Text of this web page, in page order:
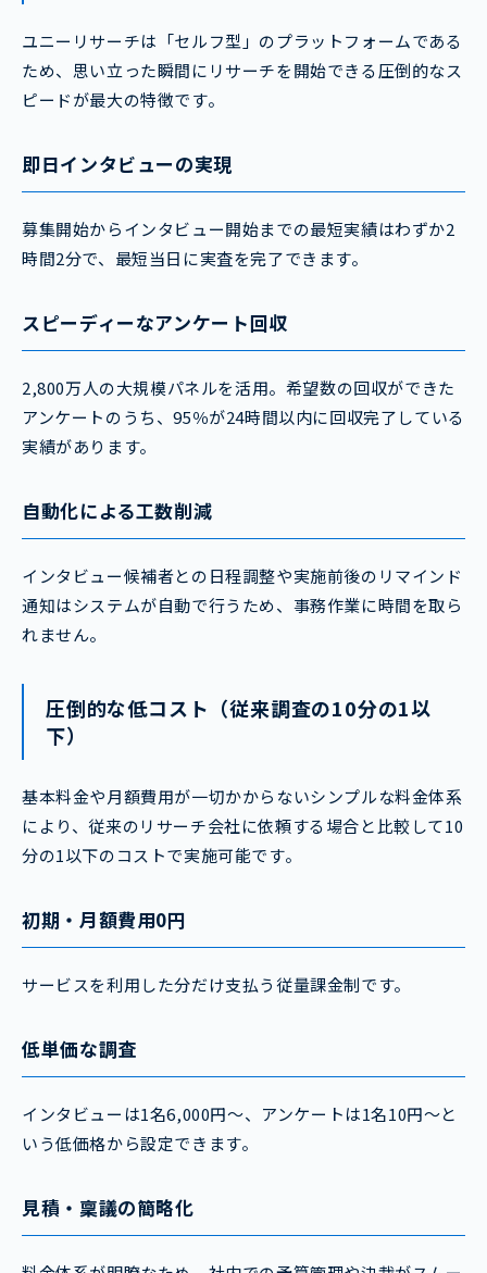
ユニーリサーチは「セルフ型」のプラットフォームである
ため、思い立った瞬間にリサーチを開始できる圧倒的なス
ピードが最大の特徴です。
即日インタビューの実現
募集開始からインタビュー開始までの最短実績はわずか2
時間2分で、最短当日に実査を完了できます。
スピーディーなアンケート回収
2,800万人の大規模パネルを活用。希望数の回収ができた
アンケートのうち、95％が24時間以内に回収完了している
実績があります。
自動化による工数削減
インタビュー候補者との日程調整や実施前後のリマインド
通知はシステムが自動で行うため、事務作業に時間を取ら
れません。
圧倒的な低コスト（従来調査の10分の1以
下）
基本料金や月額費用が一切かからないシンプルな料金体系
により、従来のリサーチ会社に依頼する場合と比較して10
分の1以下のコストで実施可能です。
初期・月額費用0円
サービスを利用した分だけ支払う従量課金制です。
低単価な調査
インタビューは1名6,000円〜、アンケートは1名10円〜と
いう低価格から設定できます。
見積・稟議の簡略化